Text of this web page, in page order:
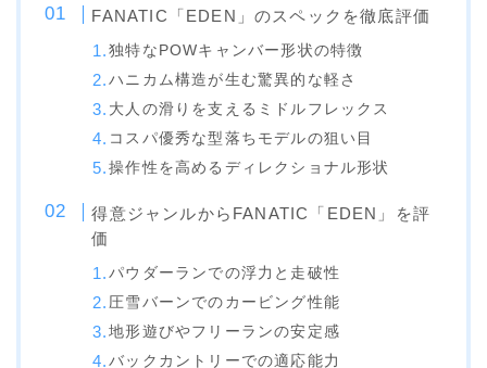
DEELUXE
FLUX
HEAD
NIDECKER
NITRO
NORTHWAVE
RIDE
SALOMON
FANATIC「EDEN」のスペックを徹底評価
独特なPOWキャンバー形状の特徴
ハニカム構造が生む驚異的な軽さ
大人の滑りを支えるミドルフレックス
コスパ優秀な型落ちモデルの狙い目
操作性を高めるディレクショナル形状
得意ジャンルからFANATIC「EDEN」を評
価
パウダーランでの浮力と走破性
圧雪バーンでのカービング性能
地形遊びやフリーランの安定感
バックカントリーでの適応能力